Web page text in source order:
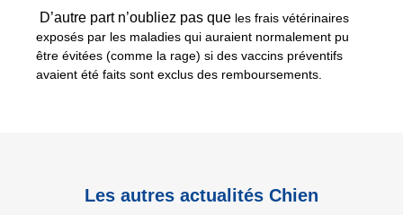
D’autre part n’oubliez pas que les frais vétérinaires
exposés par les maladies qui auraient normalement pu
être évitées (comme la rage) si des vaccins préventifs
avaient été faits sont exclus des remboursements.
Les autres actualités Chien